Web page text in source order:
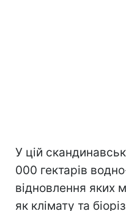
У цій
000 гектарів
відновлення яких
як клімату та